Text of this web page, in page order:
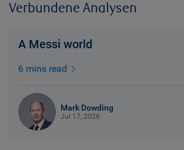
Verbundene Analysen
A Messi world
6 mins read
Mark Dowding
Jul 17, 2026